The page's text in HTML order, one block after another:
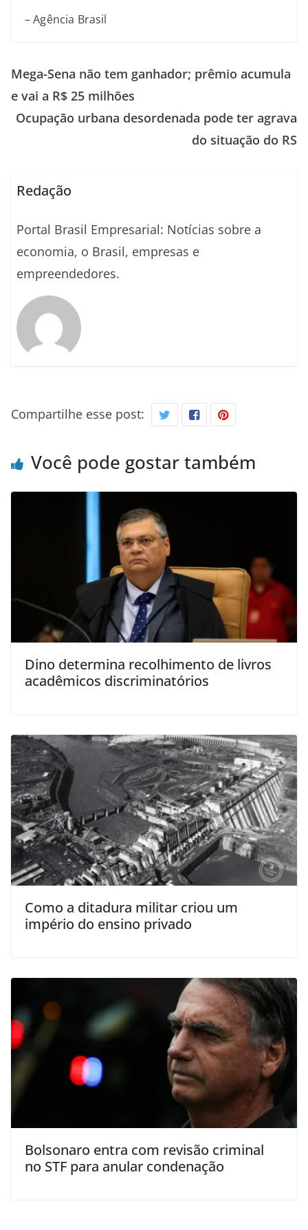
– Agência Brasil
Mega-Sena não tem ganhador; prêmio acumula
e vai a R$ 25 milhões
Ocupação urbana desordenada pode ter agrava
do situação do RS
Redação
Portal Brasil Empresarial: Notícias sobre a
economia, o Brasil, empresas e
empreendedores.
Compartilhe esse post:
Você pode gostar também
Dino determina recolhimento de livros
acadêmicos discriminatórios
Como a ditadura militar criou um
império do ensino privado
Bolsonaro entra com revisão criminal
no STF para anular condenação